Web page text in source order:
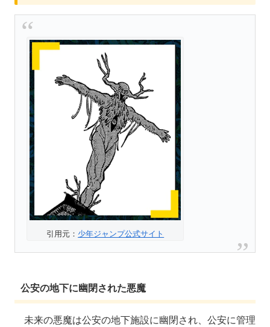
引用元： 少年ジャンプ公式サイト
公安の地下に幽閉された悪魔
未来の悪魔は公安の地下施設に幽閉され、公安に管理